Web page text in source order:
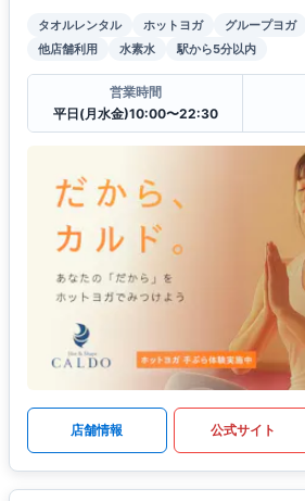
タオルレンタル ホットヨガ グループヨガ
他店舗利用
水素水 駅から5分以内
営業時間
平日(月水金)10:00〜22:30
店舗情報 公式サイト